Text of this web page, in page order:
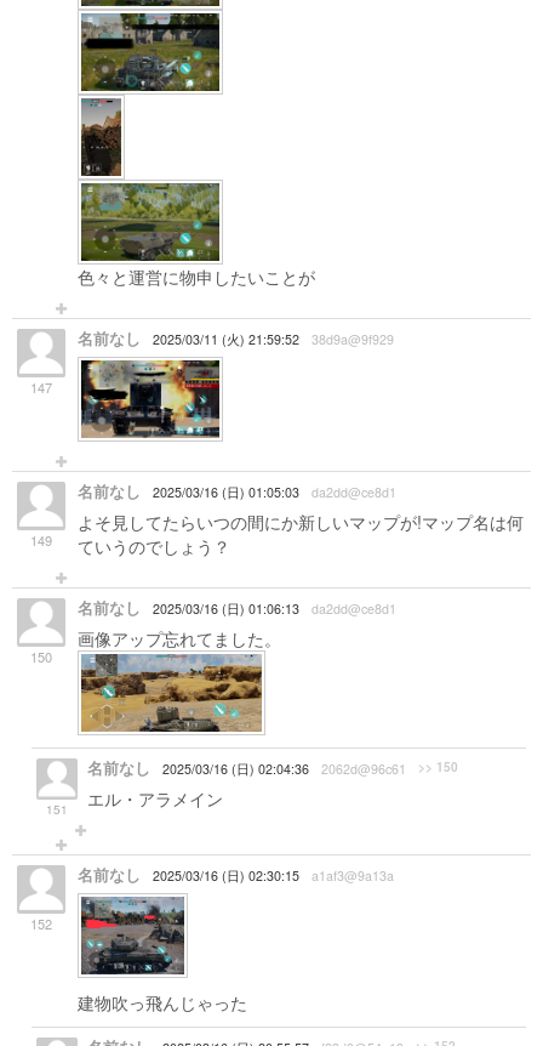
色々と運営に物申したいことが
147
名前なし 2025/03/11 (火) 21:59:52 38d9a@9f929
149
名前なし 2025/03/16 (日) 01:05:03 da2dd@ce8d1
よそ見してたらいつの間にか新しいマップが!マップ名は何
ていうのでしょう？
150
名前なし 2025/03/16 (日) 01:06:13 da2dd@ce8d1
画像アップ忘れてました。
151
名前なし 2025/03/16 (日) 02:04:36 2062d@96c61 >> 150
エル・アラメイン
152
名前なし 2025/03/16 (日) 02:30:15 a1af3@9a13a
建物吹っ飛んじゃった